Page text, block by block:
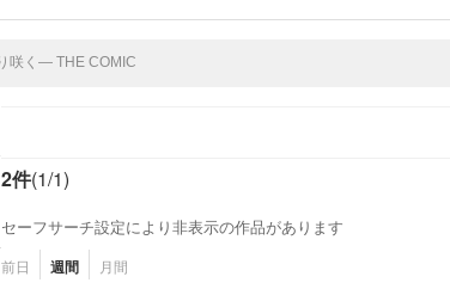
2件(1/1)
セーフサーチ設定により非表示の作品があります
前日 週間 月間